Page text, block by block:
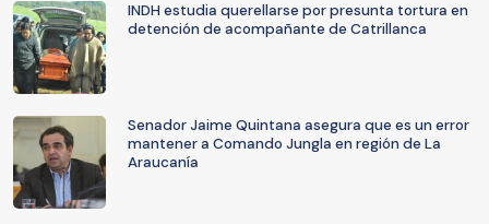
INDH estudia querellarse por presunta tortura en
detención de acompañante de Catrillanca
Senador Jaime Quintana asegura que es un error
mantener a Comando Jungla en región de La
Araucanía